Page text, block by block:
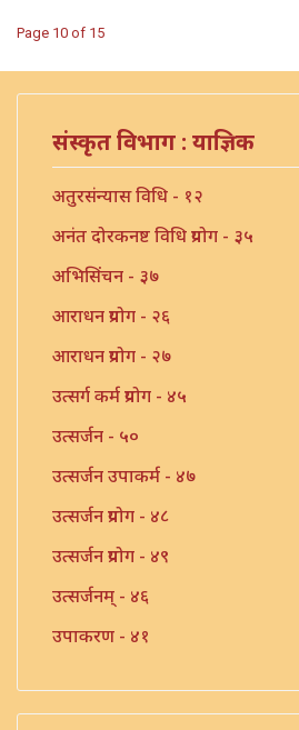
Page 10 of 15
संस्कृत विभाग : याज्ञिक
अतुरसंन्यास विधि - १२
अनंत दोरकनष्ट विधि प्रयोग - ३५
अभिसिंचन - ३७
आराधन प्रयोग - २६
आराधन प्रयोग - २७
उत्सर्ग कर्म प्रयोग - ४५
उत्सर्जन - ५०
उत्सर्जन उपाकर्म - ४७
उत्सर्जन प्रयोग - ४८
उत्सर्जन प्रयोग - ४९
उत्सर्जनम् - ४६
उपाकरण - ४१
उपाकर्म - ४३